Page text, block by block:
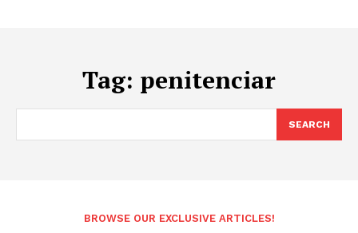
Tag: penitenciar
SEARCH
BROWSE OUR EXCLUSIVE ARTICLES!